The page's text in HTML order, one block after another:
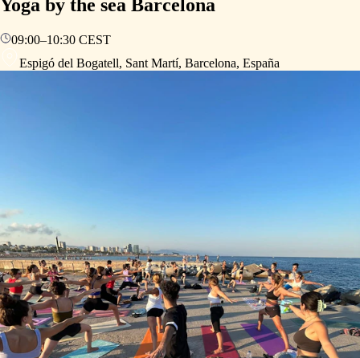
Yoga by the sea Barcelona
09:00–10:30 CEST
Espigó del Bogatell, Sant Martí, Barcelona, España